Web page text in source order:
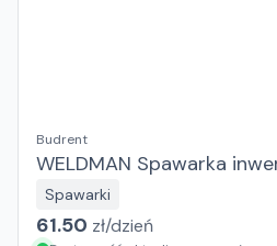
Budrent
WELDMAN Spawarka
Spawarki
61.50 zł/dzień